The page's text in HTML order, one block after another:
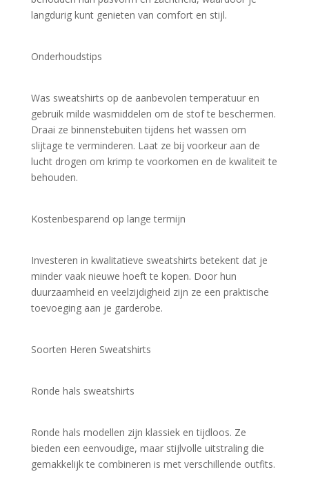
langdurig kunt genieten van comfort en stijl.
Onderhoudstips
Was sweatshirts op de aanbevolen temperatuur en
gebruik milde wasmiddelen om de stof te beschermen.
Draai ze binnenstebuiten tijdens het wassen om
slijtage te verminderen. Laat ze bij voorkeur aan de
lucht drogen om krimp te voorkomen en de kwaliteit te
behouden.
Kostenbesparend op lange termijn
Investeren in kwalitatieve sweatshirts betekent dat je
minder vaak nieuwe hoeft te kopen. Door hun
duurzaamheid en veelzijdigheid zijn ze een praktische
toevoeging aan je garderobe.
Soorten Heren Sweatshirts
Ronde hals sweatshirts
Ronde hals modellen zijn klassiek en tijdloos. Ze
bieden een eenvoudige, maar stijlvolle uitstraling die
gemakkelijk te combineren is met verschillende outfits.